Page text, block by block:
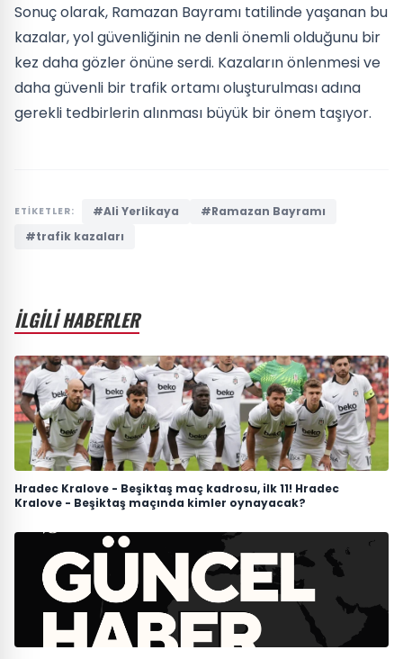
Sonuç olarak, Ramazan Bayramı tatilinde yaşanan bu
kazalar, yol güvenliğinin ne denli önemli olduğunu bir
kez daha gözler önüne serdi. Kazaların önlenmesi ve
daha güvenli bir trafik ortamı oluşturulması adına
gerekli tedbirlerin alınması büyük bir önem taşıyor.
ETİKETLER: #Ali Yerlikaya
#Ramazan Bayramı
#trafik kazaları
İLGİLİ HABERLER
Hradec Kralove - Beşiktaş maç kadrosu, ilk 11! Hradec
Kralove - Beşiktaş maçında kimler oynayacak?